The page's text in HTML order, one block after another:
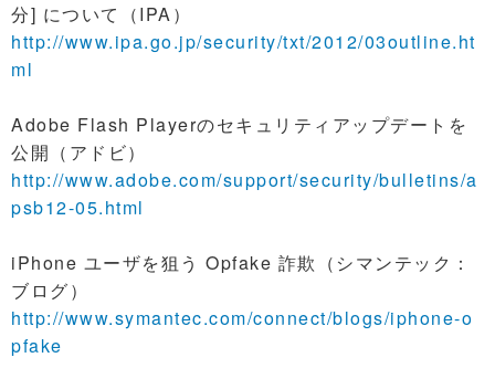
分] について（IPA）
http://www.ipa.go.jp/security/txt/2012/03outline.ht
ml
Adobe Flash Playerのセキュリティアップデートを
公開（アドビ）
http://www.adobe.com/support/security/bulletins/a
psb12-05.html
iPhone ユーザを狙う Opfake 詐欺（シマンテック：
ブログ）
http://www.symantec.com/connect/blogs/iphone-o
pfake